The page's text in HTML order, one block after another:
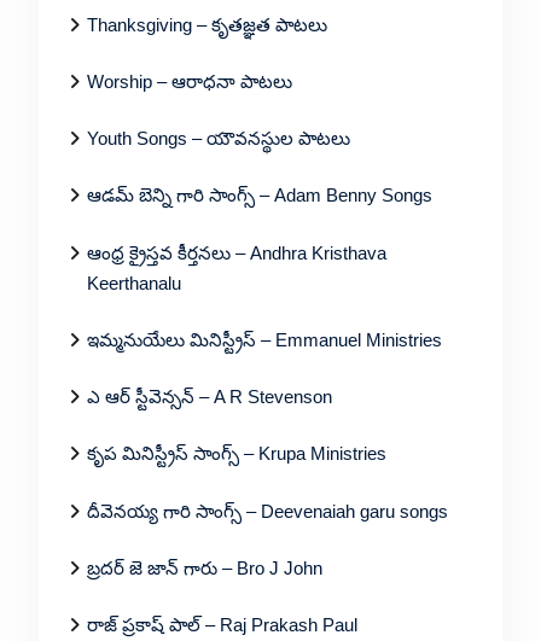
Thanksgiving – కృతజ్ఞత పాటలు
Worship – ఆరాధనా పాటలు
Youth Songs – యౌవనస్థుల పాటలు
ఆడమ్ బెన్ని గారి సాంగ్స్ – Adam Benny Songs
ఆంధ్ర క్రైస్తవ కీర్తనలు – Andhra Kristhava
Keerthanalu
ఇమ్మనుయేలు మినిస్ట్రీస్ – Emmanuel Ministries
ఎ ఆర్ స్టీవెన్సన్ – A R Stevenson
కృప మినిస్ట్రీస్ సాంగ్స్ – Krupa Ministries
దీవెనయ్య గారి సాంగ్స్ – Deevenaiah garu songs
బ్రదర్ జె జాన్ గారు – Bro J John
రాజ్ ప్రకాష్ పాల్ – Raj Prakash Paul